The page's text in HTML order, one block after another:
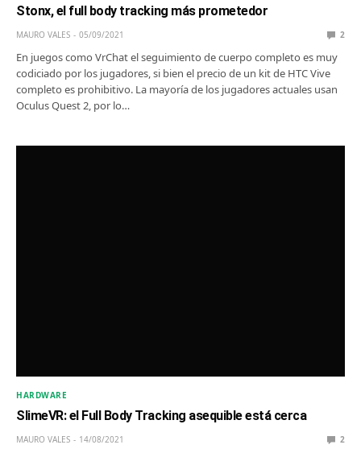
Stonx, el full body tracking más prometedor
MAURO VALES 05/09/2021 2
En juegos como VrChat el seguimiento de cuerpo completo es muy
codiciado por los jugadores, si bien el precio de un kit de HTC Vive
completo es prohibitivo. La mayoría de los jugadores actuales usan
Oculus Quest 2, por lo…
HARDWARE
SlimeVR: el Full Body Tracking asequible está cerca
MAURO VALES 14/08/2021 2